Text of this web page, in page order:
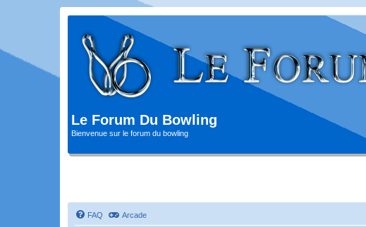
Le Forum Du Bowling
Bienvenue sur le forum du bowling
FAQ Arcade